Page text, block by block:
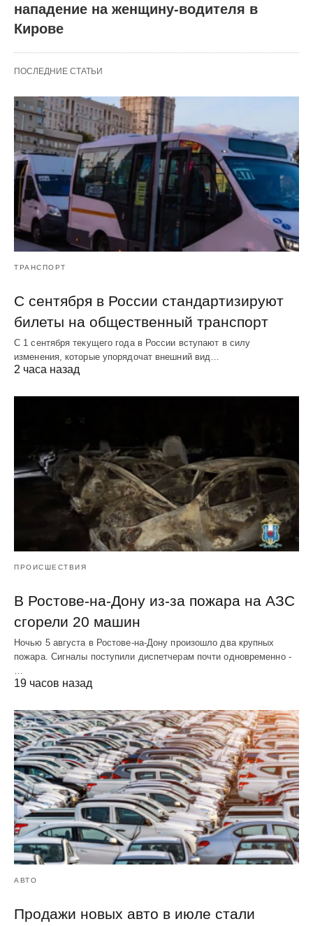
нападение на женщину-водителя в
Кирове
ПОСЛЕДНИЕ СТАТЬИ
ТРАНСПОРТ
С сентября в России стандартизируют
билеты на общественный транспорт
С 1 сентября текущего года в России вступают в силу
изменения, которые упорядочат внешний вид…
2 часа назад
ПРОИСШЕСТВИЯ
В Ростове-на-Дону из-за пожара на АЗС
сгорели 20 машин
Ночью 5 августа в Ростове-на-Дону произошло два крупных
пожара. Сигналы поступили диспетчерам почти одновременно -
19 часов назад
АВТО
Продажи новых авто в июле стали